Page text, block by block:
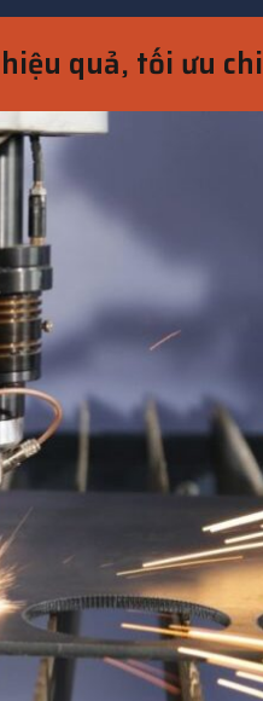
quả, tối ưu